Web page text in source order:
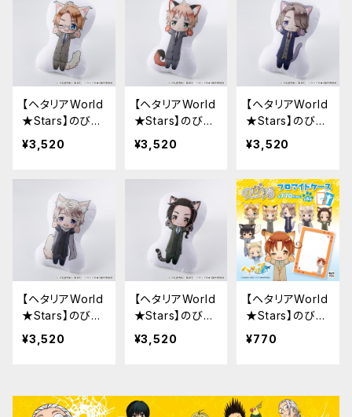
【ヘタリアWorld
★Stars】のび猫
クッション（アメ
リカ）
¥3,520
【ヘタリアWorld
★Stars】のび猫
クッション（イギ
リス）
¥3,520
【ヘタリアWorld
★Stars】のび猫
クッション（フラ
ンス）
¥3,520
【ヘタリアWorld
★Stars】のび猫
クッション（ロシ
ア）
¥3,520
【ヘタリアWorld
★Stars】のび猫
クッション（中
国）
¥3,520
【ヘタリアWorld
★Stars】のび猫
B7ブロマイドケ
¥770